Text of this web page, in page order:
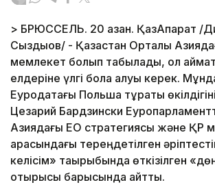
> БРЮССЕЛЬ. 20 қазан. ҚазАқпарат /
Сыздықов/ - Қазақстан Орталық
мемлекет болып табылады, ол
елдеріне үлгі бола алуы керек.
Еуродақтағы Польша тұрақты
Цезарий Бардзински
Азиядағы ЕО стратегиясы және ҚР
арасындағы тереңдетілген
келісім» тақырыбында өткізілген
отырысы барысында айтты.